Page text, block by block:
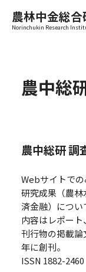
農林中金総合
Norinchukin Research
農中総
農中総研 調
Webサイトで
研究成果（農
済金融）につい
内容はレポー
刊行物の掲載
年に創刊。
ISSN 1882-2460